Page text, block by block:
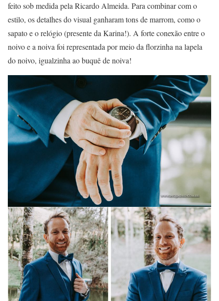
feito sob medida pela Ricardo Almeida. Para combinar com o
estilo, os detalhes do visual ganharam tons de marrom, como o
sapato e o relógio (presente da Karina!). A forte conexão entre o
noivo e a noiva foi representada por meio da florzinha na lapela
do noivo, igualzinha ao buquê de noiva!